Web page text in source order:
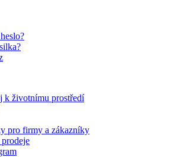
k životnímu prostředí
pro firmy a zákazníky